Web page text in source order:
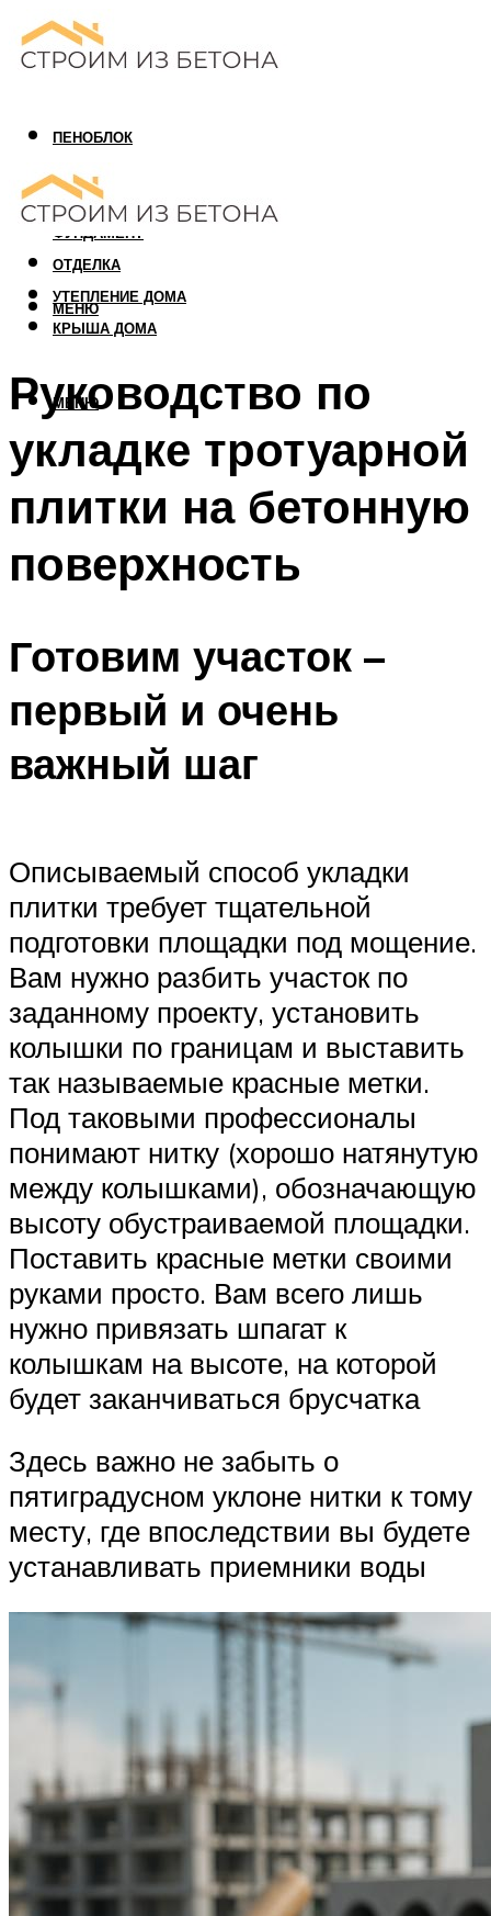
ПЕНОБЛОК
ГАЗОБЛОК
АРБОЛИТОВЫЙ БЛОК
ФУНДАМЕНТ
ОТДЕЛКА
УТЕПЛЕНИЕ ДОМА
КРЫША ДОМА
МЕНЮ
МЕНЮ
Руководство по
укладке тротуарной
плитки на бетонную
поверхность
Готовим участок –
первый и очень
важный шаг
Описываемый способ укладки
плитки требует тщательной
подготовки площадки под мощение.
Вам нужно разбить участок по
заданному проекту, установить
колышки по границам и выставить
так называемые красные метки.
Под таковыми профессионалы
понимают нитку (хорошо натянутую
между колышками), обозначающую
высоту обустраиваемой площадки.
Поставить красные метки своими
руками просто. Вам всего лишь
нужно привязать шпагат к
колышкам на высоте, на которой
будет заканчиваться брусчатка
Здесь важно не забыть о
пятиградусном уклоне нитки к тому
месту, где впоследствии вы будете
устанавливать приемники воды